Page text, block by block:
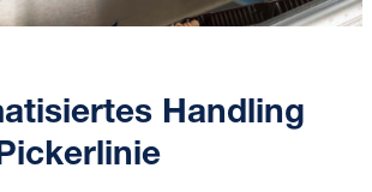
Handling